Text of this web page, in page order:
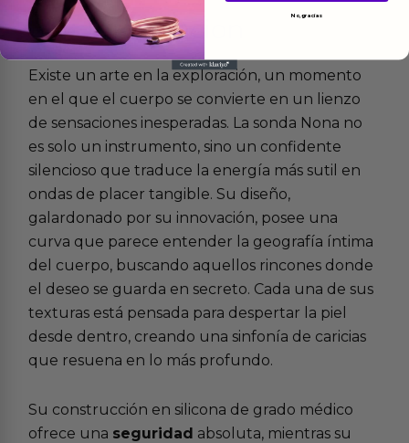
Másinformacion
Existe un arte en la exploración, un momento
en el que el cuerpo se convierte en un lienzo
de sensaciones inesperadas. La sonda Nona no
es solo un instrumento, sino un confidente
silencioso que traduce la energía más sutil en
ondas de placer tangible. Su diseño,
galardonado por su innovación, posee una
curva que parece entender la geografía íntima
del cuerpo, buscando aquellos rincones donde
el deseo se guarda en secreto. Cada una de sus
texturas está pensada para despertar la piel
desde dentro, creando una sinfonía de caricias
que resuena en lo más profundo.
Su construcción en silicona de grado médico
ofrece una seguridad absoluta, mientras su
No, gracias